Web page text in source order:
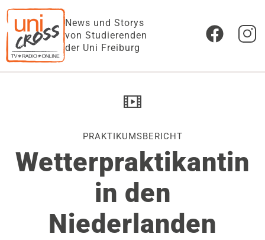
News und Storys
von Studierenden
der Uni Freiburg
PRAKTIKUMSBERICHT
Wetterpraktikantin
in den
Niederlanden